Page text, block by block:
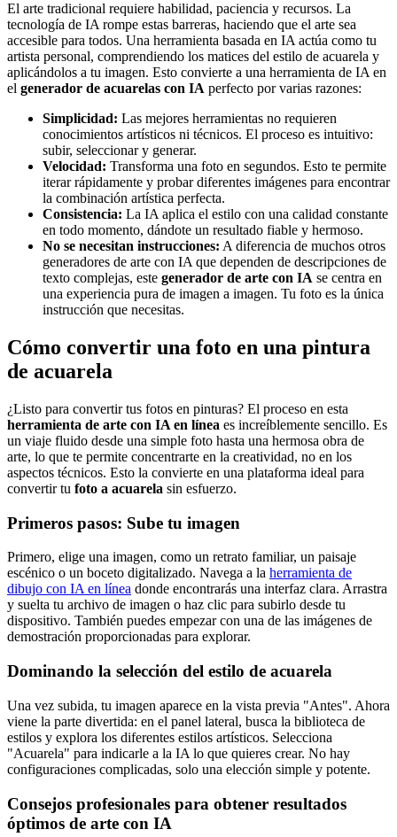
El arte tradicional requiere habilidad, paciencia y recursos. La
tecnología de IA rompe estas barreras, haciendo que el arte sea
accesible para todos. Una herramienta basada en IA actúa como tu
artista personal, comprendiendo los matices del estilo de acuarela y
aplicándolos a tu imagen. Esto convierte a una herramienta de IA en
el generador de acuarelas con IA perfecto por varias razones:
Simplicidad: Las mejores herramientas no requieren
conocimientos artísticos ni técnicos. El proceso es intuitivo:
subir, seleccionar y generar.
Velocidad: Transforma una foto en segundos. Esto te permite
iterar rápidamente y probar diferentes imágenes para encontrar
la combinación artística perfecta.
Consistencia: La IA aplica el estilo con una calidad constante
en todo momento, dándote un resultado fiable y hermoso.
No se necesitan instrucciones: A diferencia de muchos otros
generadores de arte con IA que dependen de descripciones de
texto complejas, este generador de arte con IA se centra en
una experiencia pura de imagen a imagen. Tu foto es la única
instrucción que necesitas.
Cómo convertir una foto en una pintura
de acuarela
¿Listo para convertir tus fotos en pinturas? El proceso en esta
herramienta de arte con IA en línea es increíblemente sencillo. Es
un viaje fluido desde una simple foto hasta una hermosa obra de
arte, lo que te permite concentrarte en la creatividad, no en los
aspectos técnicos. Esto la convierte en una plataforma ideal para
convertir tu foto a acuarela sin esfuerzo.
Primeros pasos: Sube tu imagen
Primero, elige una imagen, como un retrato familiar, un paisaje
escénico o un boceto digitalizado. Navega a la herramienta de
dibujo con IA en línea donde encontrarás una interfaz clara. Arrastra
y suelta tu archivo de imagen o haz clic para subirlo desde tu
dispositivo. También puedes empezar con una de las imágenes de
demostración proporcionadas para explorar.
Dominando la selección del estilo de acuarela
Una vez subida, tu imagen aparece en la vista previa "Antes". Ahora
viene la parte divertida: en el panel lateral, busca la biblioteca de
estilos y explora los diferentes estilos artísticos. Selecciona
"Acuarela" para indicarle a la IA lo que quieres crear. No hay
configuraciones complicadas, solo una elección simple y potente.
Consejos profesionales para obtener resultados
óptimos de arte con IA